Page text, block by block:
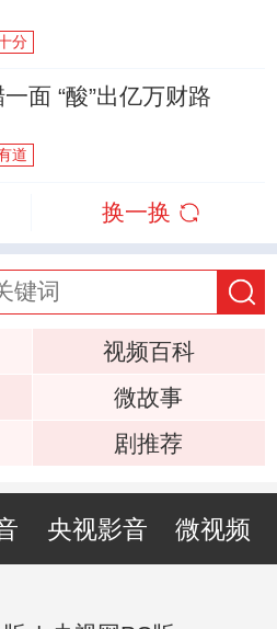
分
面 “酸”出亿万财路
道
换一换
视频百科
微故事
剧推荐
央视影音 微视频